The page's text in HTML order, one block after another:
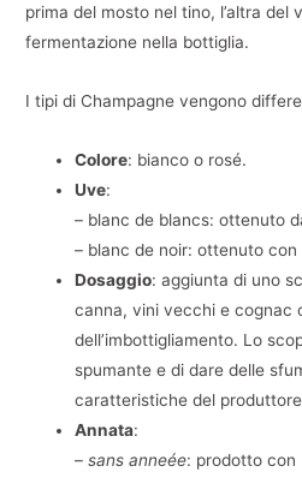
prima del mosto nel tino, l’altra del
fermentazione nella bottiglia.
I tipi di Champagne vengono
Colore: bianco o rosé.
Uve:
– blanc de blancs: ottenuto
– blanc de noir: ottenuto con
Dosaggio: aggiunta di uno
canna, vini vecchi e cognac
dell’imbottigliamento. Lo
spumante e di dare delle
caratteristiche del
Annata:
–sans anneée: prodotto con